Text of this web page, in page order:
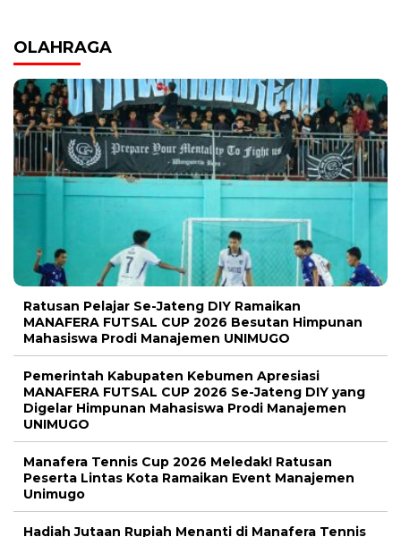
OLAHRAGA
Ratusan Pelajar Se-Jateng DIY Ramaikan
MANAFERA FUTSAL CUP 2026 Besutan Himpunan
Mahasiswa Prodi Manajemen UNIMUGO
Pemerintah Kabupaten Kebumen Apresiasi
MANAFERA FUTSAL CUP 2026 Se-Jateng DIY yang
Digelar Himpunan Mahasiswa Prodi Manajemen
UNIMUGO
Manafera Tennis Cup 2026 Meledak! Ratusan
Peserta Lintas Kota Ramaikan Event Manajemen
Unimugo
Hadiah Jutaan Rupiah Menanti di Manafera Tennis